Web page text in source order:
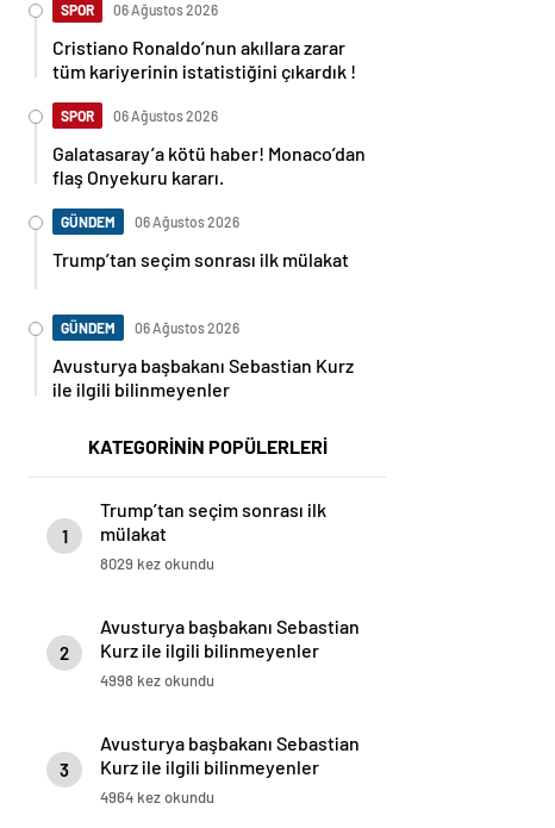
SPOR 06 Ağustos 2026
Cristiano Ronaldo’nun akıllara zarar
tüm kariyerinin istatistiğini çıkardık !
SPOR 06 Ağustos 2026
Galatasaray’a kötü haber! Monaco’dan
flaş Onyekuru kararı.
GÜNDEM 06 Ağustos 2026
Trump’tan seçim sonrası ilk mülakat
GÜNDEM 06 Ağustos 2026
Avusturya başbakanı Sebastian Kurz
ile ilgili bilinmeyenler
KATEGORİNİN POPÜLERLERİ
1
Trump’tan seçim sonrası ilk
mülakat
8029 kez okundu
2
Avusturya başbakanı Sebastian
Kurz ile ilgili bilinmeyenler
4998 kez okundu
3
Avusturya başbakanı Sebastian
Kurz ile ilgili bilinmeyenler
4964 kez okundu